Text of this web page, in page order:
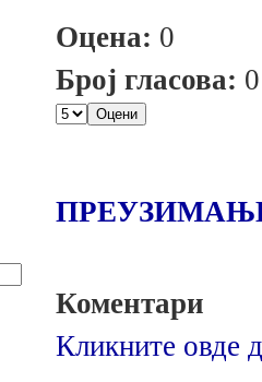
Оцена: 0
Број гласова: 0
Коментари
Кликните овде